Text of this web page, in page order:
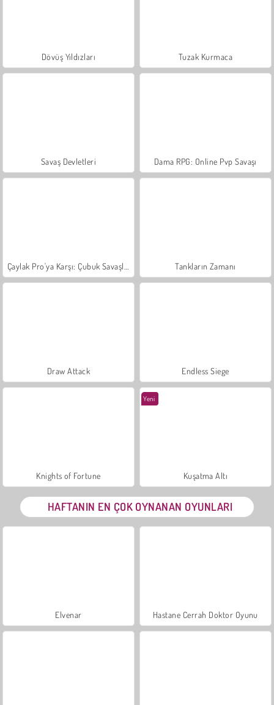
Dövüş Yıldızları Tuzak Kurmaca
Savaş Devletleri Dama RPG: Online Pvp Savaşı
Tankların Zamanı
Draw Attack Endless Siege
Knights of Fortune
Yeni
Kuşatma Altı
HAFTANIN EN ÇOK OYNANAN OYUNLARI
Elvenar Hastane Cerrah Doktor Oyunu